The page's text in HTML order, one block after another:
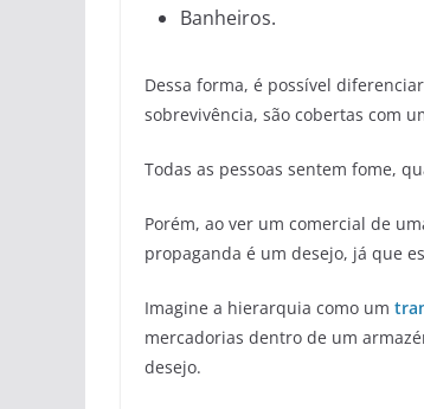
Banheiros.
Dessa forma, é possível
sobrevivência, são cobertas com
Todas as pessoas sentem fome,
Porém, ao ver um comercial de
propaganda é um desejo, já que
Imagine a hierarquia como um
mercadorias dentro de um
desejo.